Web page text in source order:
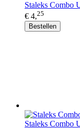
Staleks Combo
€ 4,25
Bestellen
Staleks Combo